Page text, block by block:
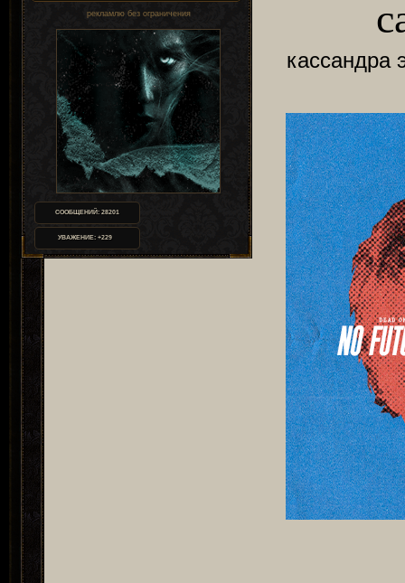
рекламлю без ограничения
СООБЩЕНИЙ: 28201
УВАЖЕНИЕ: +229
кассандра